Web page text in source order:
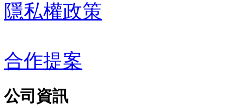
隱私權政策
合作提案
公司資訊